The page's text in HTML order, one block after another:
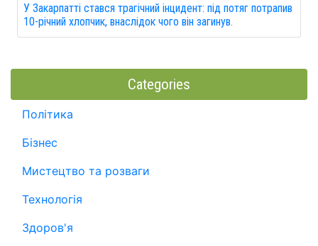
У Закарпатті стався трагічний інцидент: під потяг потрапив
10-річний хлопчик, внаслідок чого він загинув.
Categories
Політика
Бізнес
Мистецтво та розваги
Технологія
Здоров'я